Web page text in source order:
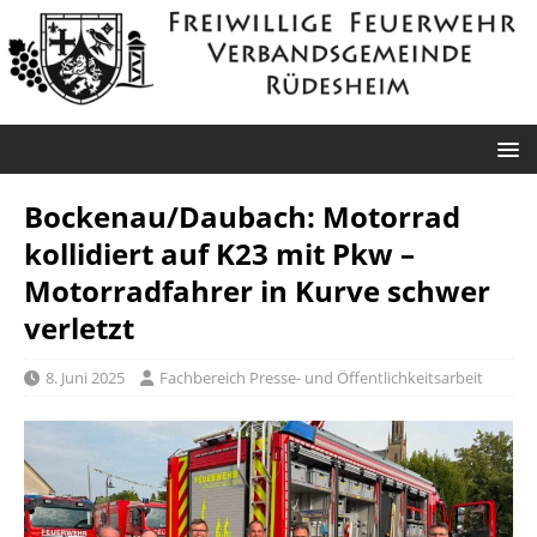
Bockenau/Daubach: Motorrad
kollidiert auf K23 mit Pkw –
Motorradfahrer in Kurve schwer
verletzt
8. Juni 2025 Fachbereich Presse- und Öffentlichkeitsarbeit